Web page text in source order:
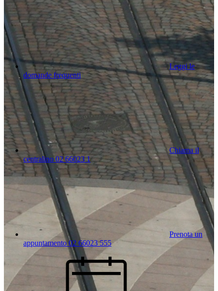
Leggi le
domande frequenti
Chiama il
centralino 02 66023 1
Prenota un
appuntamento 02 66023 555